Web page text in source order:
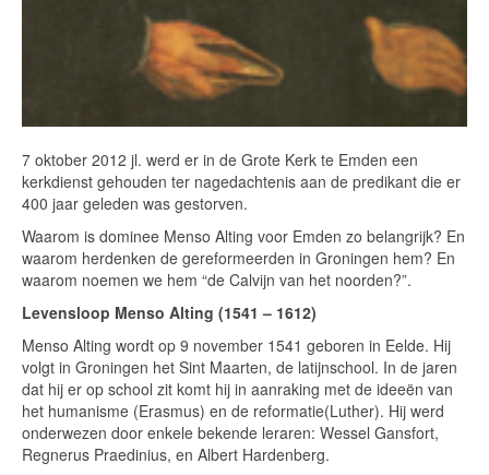
7 oktober 2012 jl. werd er in de Grote Kerk te Emden een
kerkdienst gehouden ter nagedachtenis aan de predikant die er
400 jaar geleden was gestorven.
Waarom is dominee Menso Alting voor Emden zo belangrijk? En
waarom herdenken de gereformeerden in Groningen hem? En
waarom noemen we hem “de Calvijn van het noorden?”.
Levensloop Menso Alting (1541 – 1612)
Menso Alting wordt op 9 november 1541 geboren in Eelde. Hij
volgt in Groningen het Sint Maarten, de latijnschool. In de jaren
dat hij er op school zit komt hij in aanraking met de ideeën van
het humanisme (Erasmus) en de reformatie(Luther). Hij werd
onderwezen door enkele bekende leraren: Wessel Gansfort,
Regnerus Praedinius, en Albert Hardenberg.